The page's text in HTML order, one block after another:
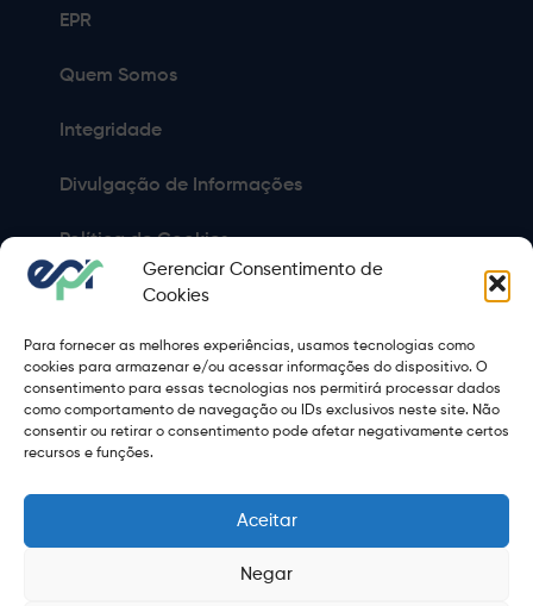
Gerenciar Consentimento de
Cookies
Para fornecer as melhores experiências, usamos tecnologias como
cookies para armazenar e/ou acessar informações do dispositivo. O
consentimento para essas tecnologias nos permitirá processar dados
como comportamento de navegação ou IDs exclusivos neste site. Não
consentir ou retirar o consentimento pode afetar negativamente certos
recursos e funções.
Aceitar
Negar
EPR
Quem Somos
Integridade
Divulgação de Informações
Copyright 2021 © 2026 Grupo EPR - Todos Os Direitos
Política de Cookies
Política de Privacidade
Sitemap
Termos de Uso